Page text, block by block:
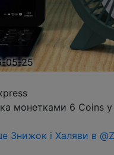
05-25
монетками 6 Coins у
Знижок і Халяви в